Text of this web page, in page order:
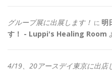
グループ展に出展します！ に 明
す！ - Luppi's Healing Room
4/19、20アースデイ東京に出店